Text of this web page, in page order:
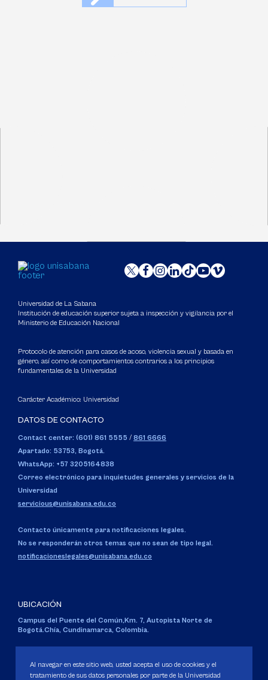
Universidad de La Sabana
Institución de educación superior sujeta a inspección y vigilancia por el
Ministerio de Educación Nacional
Protocolo de atención para casos de acoso, violencia sexual y basada en
género, así como de comportamientos contrarios a los principios
fundamentales de la Universidad
Carácter Académico: Universidad
DATOS DE CONTACTO
Contact center: (601) 861 5555 / 861 6666
Apartado: 53753, Bogotá.
WhatsApp: +57 3205164838
Correo electrónico para inquietudes generales y servicios de la
Universidad
servicious@unisabana.edu.co
Contacto únicamente para notificaciones legales.
No se responderán otros temas que no sean de tipo legal.
notificacioneslegales@unisabana.edu.co
UBICACIÓN
Campus del Puente del Común,Km. 7, Autopista Norte de
Bogotá.Chía, Cundinamarca, Colombia.
Personería Jurídica:Resolución 130 del 14 de enero de 1980.
Ministerio de Educación Nacional.
Al navegar en este sitio web, usted acepta el uso de cookies y el
tratamiento de sus datos personales por parte de la Universidad